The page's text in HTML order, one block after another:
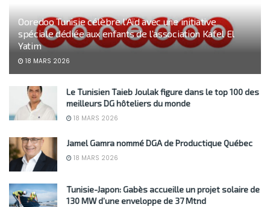
Ooredoo Tunisie célèbre l’Aïd avec une initiative
spéciale dédiée aux enfants de l’association Kafel El
Yatim
18 MARS 2026
Le Tunisien Taieb Joulak figure dans le top 100 des
meilleurs DG hôteliers du monde
18 MARS 2026
Jamel Gamra nommé DGA de Productique Québec
18 MARS 2026
Tunisie-Japon: Gabès accueille un projet solaire de
130 MW d’une enveloppe de 37 Mtnd